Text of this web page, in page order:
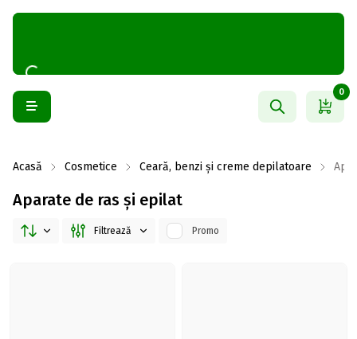
0
Acasă Cosmetice Ceară, benzi și creme depilatoare
Aparate de ras și epilat
Filtrează Promo